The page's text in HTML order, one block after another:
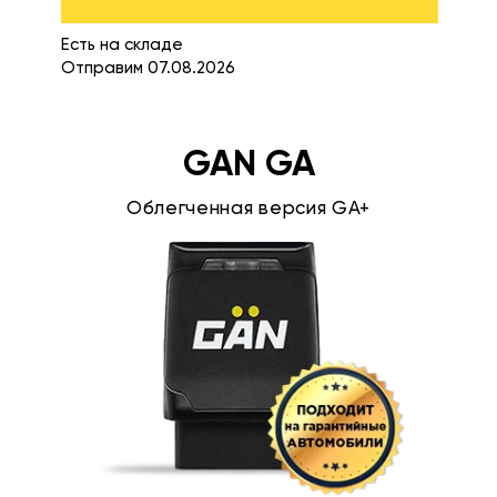
Есть на складе
Отправим 07.08.2026
GAN GA
Облегченная версия GA+